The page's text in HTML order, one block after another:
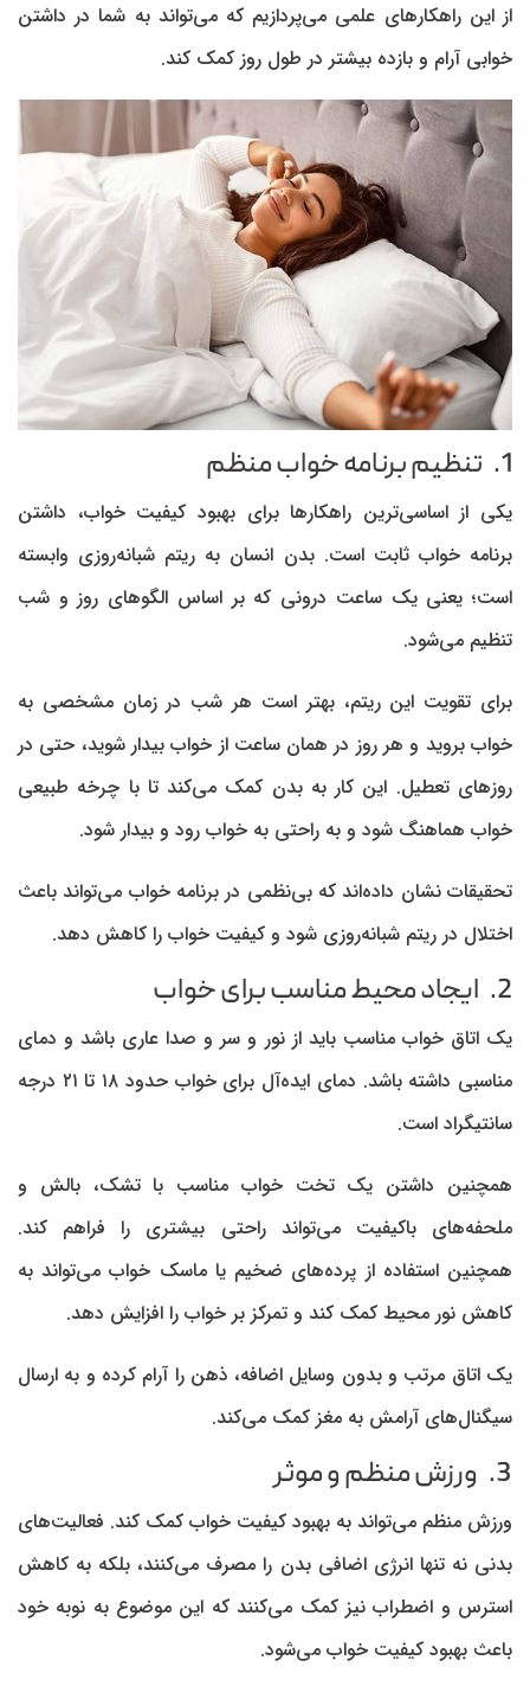
از این راهکارهای علمی می‌پردازیم که می‌تواند به شما در داشتن
خوابی آرام و بازده بیشتر در طول روز کمک کند.
1. تنظیم برنامه خواب منظم
یکی از اساسی‌ترین راهکارها برای بهبود کیفیت خواب، داشتن
برنامه خواب ثابت است. بدن انسان به ریتم شبانه‌روزی وابسته
است؛ یعنی یک ساعت درونی که بر اساس الگوهای روز و شب
تنظیم می‌شود.
برای تقویت این ریتم، بهتر است هر شب در زمان مشخصی به
خواب بروید و هر روز در همان ساعت از خواب بیدار شوید، حتی در
روزهای تعطیل. این کار به بدن کمک می‌کند تا با چرخه طبیعی
خواب هماهنگ شود و به راحتی به خواب رود و بیدار شود.
تحقیقات نشان داده‌اند که بی‌نظمی در برنامه خواب می‌تواند باعث
اختلال در ریتم شبانه‌روزی شود و کیفیت خواب را کاهش دهد.
2. ایجاد محیط مناسب برای خواب
یک اتاق خواب مناسب باید از نور و سر و صدا عاری باشد و دمای
مناسبی داشته باشد. دمای ایده‌آل برای خواب حدود ۱۸ تا ۲۱ درجه
سانتیگراد است.
همچنین داشتن یک تخت خواب مناسب با تشک، بالش و
ملحفه‌های باکیفیت می‌تواند راحتی بیشتری را فراهم کند.
همچنین استفاده از پرده‌های ضخیم یا ماسک خواب می‌تواند به
کاهش نور محیط کمک کند و تمرکز بر خواب را افزایش دهد.
یک اتاق مرتب و بدون وسایل اضافه، ذهن را آرام کرده و به ارسال
سیگنال‌های آرامش به مغز کمک می‌کند.
3. ورزش منظم و موثر
ورزش منظم می‌تواند به بهبود کیفیت خواب کمک کند. فعالیت‌های
بدنی نه تنها انرژی اضافی بدن را مصرف می‌کنند، بلکه به کاهش
استرس و اضطراب نیز کمک می‌کنند که این موضوع به نوبه خود
باعث بهبود کیفیت خواب می‌شود.